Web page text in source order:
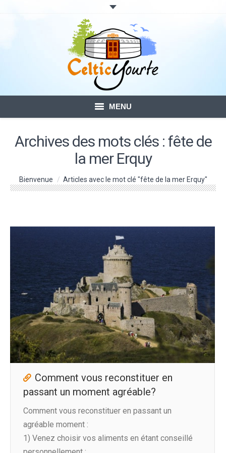
MENU
ACCUEIL
LOCATION DE YOURTES
VOTRE SÉJOUR
CONTACTS
Archives des mots clés : fête de
la mer Erquy
Vous êtes ici :
Bienvenue Articles avec le mot clé "fête de la mer Erquy"
Comment vous reconstituer en
passant un moment agréable?
Comment vous reconstituer en passant un
agréable moment :
1) Venez choisir vos aliments en étant conseillé